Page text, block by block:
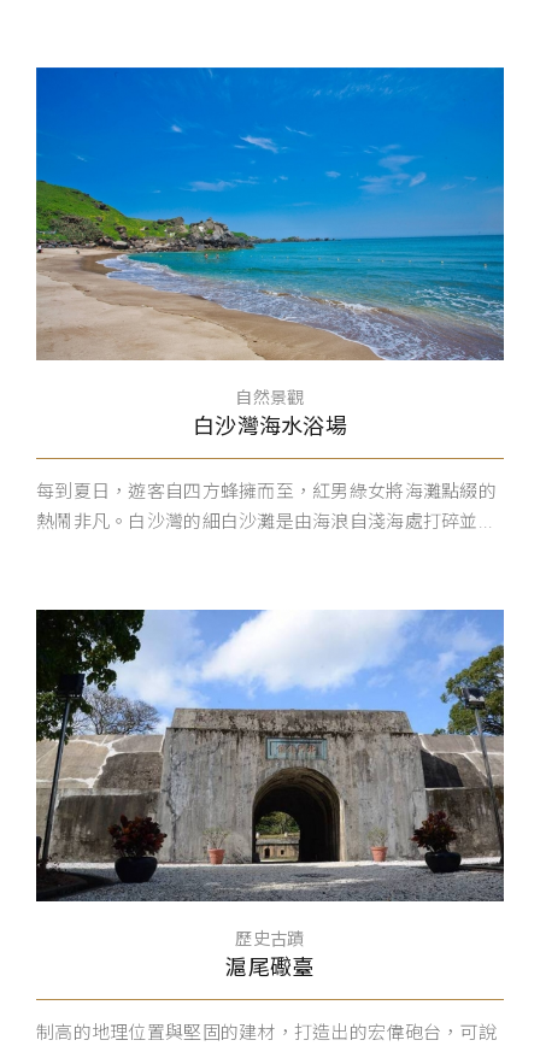
自然景觀
白沙灣海水浴場
每到夏日，遊客自四方蜂擁而至，紅男綠女將海灘點綴的
熱鬧非凡。白沙灣的細白沙灘是由海浪自淺海處打碎並...
歷史古蹟
滬尾礮臺
制高的地理位置與堅固的建材，打造出的宏偉砲台，可說